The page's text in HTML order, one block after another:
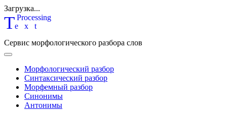
Загрузка...
Text
Processing
Сервис морфологического разбора слов
Морфологический разбор
Синтаксический разбор
Морфемный разбор
Синонимы
Антонимы